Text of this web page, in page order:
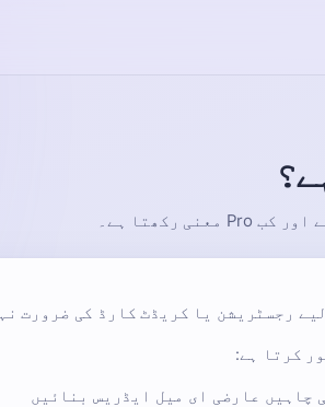
چاہیں عارضی ای میل ایڈریس بنائیں